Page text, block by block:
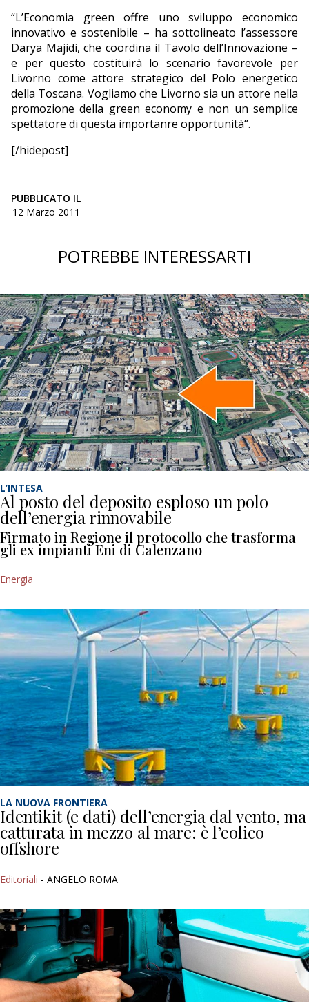
“L’Economia green offre uno sviluppo economico
innovativo e sostenibile – ha sottolineato l’assessore
Darya Majidi, che coordina il Tavolo dell’Innovazione –
e per questo costituirà lo scenario favorevole per
Livorno come attore strategico del Polo energetico
della Toscana. Vogliamo che Livorno sia un attore nella
promozione della green economy e non un semplice
spettatore di questa importanre opportunità“.
[/hidepost]
PUBBLICATO IL
12 Marzo 2011
POTREBBE INTERESSARTI
L’INTESA
Al posto del deposito esploso un polo
dell’energia rinnovabile
Firmato in Regione il protocollo che trasforma
gli ex impianti Eni di Calenzano
Energia
LA NUOVA FRONTIERA
Identikit (e dati) dell’energia dal vento, ma
catturata in mezzo al mare: è l’eolico
offshore
Editoriali - ANGELO ROMA